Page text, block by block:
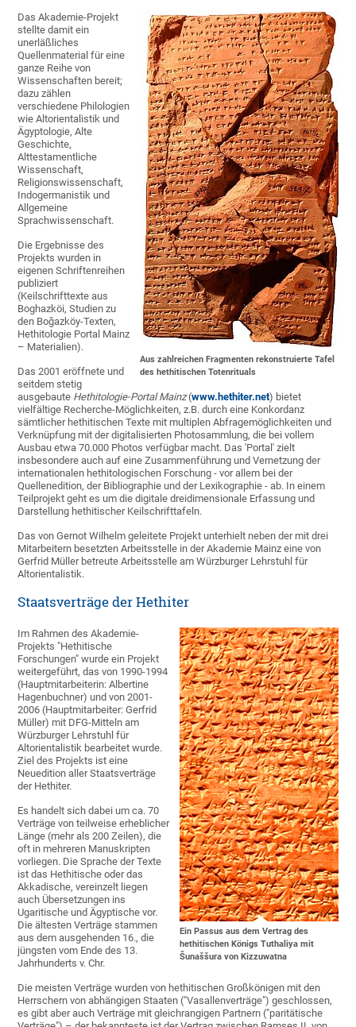
Aus zahlreichen Fragmenten rekonstruierte Tafel
des hethitischen Totenrituals
Das Akademie-Projekt
stellte damit ein
unerläßliches
Quellenmaterial für eine
ganze Reihe von
Wissenschaften bereit;
dazu zählen
verschiedene Philologien
wie Altorientalistik und
Ägyptologie, Alte
Geschichte,
Alttestamentliche
Wissenschaft,
Religionswissenschaft,
Indogermanistik und
Allgemeine
Sprachwissenschaft.
Die Ergebnisse des
Projekts wurden in
eigenen Schriftenreihen
publiziert
(Keilschrifttexte aus
Boghazköi, Studien zu
den Boğazköy-Texten,
Hethitologie Portal Mainz
– Materialien).
Das 2001 eröffnete und
seitdem stetig
ausgebaute Hethitologie-Portal Mainz(www.hethiter.net) bietet
vielfältige Recherche-Möglichkeiten, z.B. durch eine Konkordanz
sämtlicher hethitischen Texte mit multiplen Abfragemöglichkeiten und
Verknüpfung mit der digitalisierten Photosammlung, die bei vollem
Ausbau etwa 70.000 Photos verfügbar macht. Das 'Portal' zielt
insbesondere auch auf eine Zusammenführung und Vernetzung der
internationalen hethitologischen Forschung - vor allem bei der
Quellenedition, der Bibliographie und der Lexikographie - ab. In einem
Teilprojekt geht es um die digitale dreidimensionale Erfassung und
Darstellung hethitischer Keilschrifttafeln.
Das von Gernot Wilhelm geleitete Projekt unterhielt neben der mit drei
Mitarbeitern besetzten Arbeitsstelle in der Akademie Mainz eine von
Gerfrid Müller betreute Arbeitsstelle am Würzburger Lehrstuhl für
Altorientalistik.
Staatsverträge der Hethiter
Ein Passus aus dem Vertrag des
hethitischen Königs Tuthaliya mit
Šunaššura von Kizzuwatna
Im Rahmen des Akademie-
Projekts "Hethitische
Forschungen" wurde ein Projekt
weitergeführt, das von 1990-1994
(Hauptmitarbeiterin: Albertine
Hagenbuchner) und von 2001-
2006 (Hauptmitarbeiter: Gerfrid
Müller) mit DFG-Mitteln am
Würzburger Lehrstuhl für
Altorientalistik bearbeitet wurde.
Ziel des Projekts ist eine
Neuedition aller Staatsverträge
der Hethiter.
Es handelt sich dabei um ca. 70
Verträge von teilweise erheblicher
Länge (mehr als 200 Zeilen), die
oft in mehreren Manuskripten
vorliegen. Die Sprache der Texte
ist das Hethitische oder das
Akkadische, vereinzelt liegen
auch Übersetzungen ins
Ugaritische und Ägyptische vor.
Die ältesten Verträge stammen
aus dem ausgehenden 16., die
jüngsten vom Ende des 13.
Jahrhunderts v. Chr.
Die meisten Verträge wurden von hethitischen Großkönigen mit den
Herrschern von abhängigen Staaten ("Vasallenverträge") geschlossen,
es gibt aber auch Verträge mit gleichrangigen Partnern ("paritätische